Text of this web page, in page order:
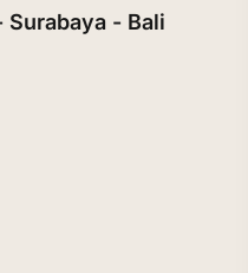
Surabaya - Bali